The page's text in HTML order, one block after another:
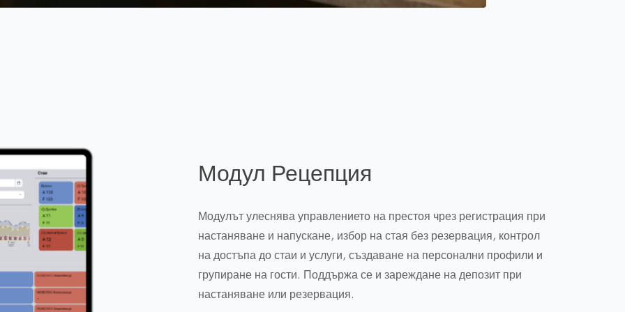
Mute Settings
Enter
Модул Рецепция
Модулът улеснява управлението на престоя чрез регистрация при
настаняване и напускане, избор на стая без резервация, контрол
на достъпа до стаи и услуги, създаване на персонални профили и
групиране на гости. Поддържа се и зареждане на депозит при
настаняване или резервация.